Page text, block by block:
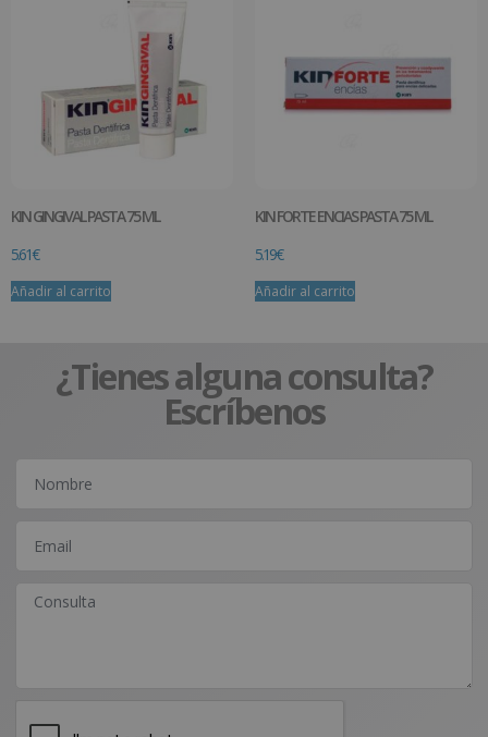
KIN GINGIVAL PASTA 75 ML
5.61€
Añadir al carrito
KIN FORTE ENCIAS PASTA 75 ML
5.19€
Añadir al carrito
¿Tienes alguna consulta?
Escríbenos